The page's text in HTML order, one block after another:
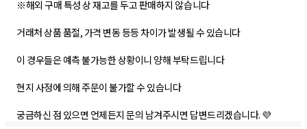
※해외 구매 특성 상 재고를 두고 판매하지 않습니다
거래처 상품 품절, 가격 변동 등등 차이가 발생될 수 있습니다
이 경우들은 예측 불가능한 상황이니 양해 부탁드립니다
현지 사정에 의해 주문이 불가할 수 있습니다
궁금하신 점 있으면 언제든지 문의 남겨주시면 답변드리겠습니다. 💜